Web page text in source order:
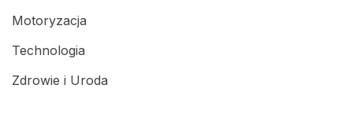
Motoryzacja
Technologia
Zdrowie i Uroda